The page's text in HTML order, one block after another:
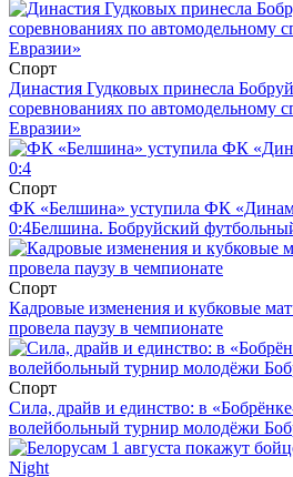
Спорт
Династия Гудковых принесла
соревнованиях по автомодельному
Евразии»
Спорт
ФК «Белшина» уступила ФК
0:4Белшина. Бобруйский
Спорт
Кадровые изменения и кубковые
провела паузу в чемпионате
Спорт
Сила, драйв и единство: в
волейбольный турнир молодёжи